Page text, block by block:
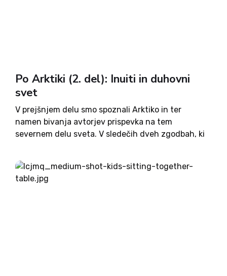
Po Arktiki (2. del): Inuiti in duhovni
svet
V prejšnjem delu smo spoznali Arktiko in ter
namen bivanja avtorjev prispevka na tem
severnem delu sveta. V sledečih dveh zgodbah, ki
tema inuitsko verovanje. Vera v duhove je zaradi...